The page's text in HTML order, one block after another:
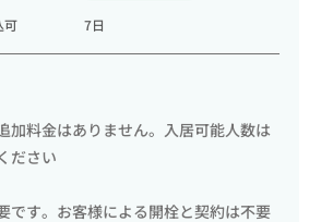
可 7日
加料金はありません。入居可能人数は
ださい
です。お客様による開栓と契約は不要